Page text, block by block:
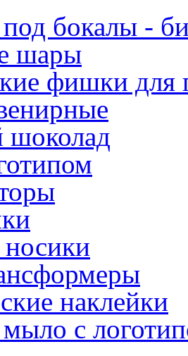
бокалы -
шары
фишки для
шоколад
наклейки
с